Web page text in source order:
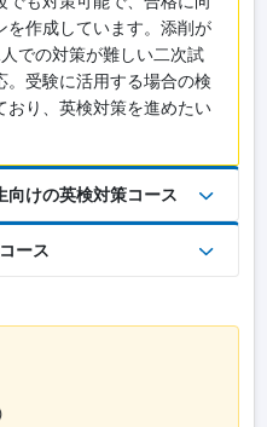
を作成しています。添削が
での対策が難しい二次試
。受験に活用する場合の検
おり、英検対策を進めたい
向けの英検対策コース
ース